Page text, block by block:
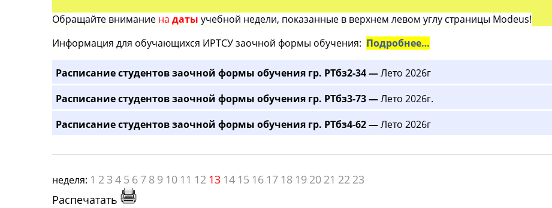
Обращайте внимание на даты учебной недели, показанные в верхнем левом углу страницы Modeus!
Информация для обучающихся ИРТСУ заочной формы обучения: Подробнее…
Расписание студентов заочной формы обучения гр. РТбз2-34 —Лето 2026г
Расписание студентов заочной формы обучения гр. РТбз3-73 —Лето 2026г.
Расписание студентов заочной формы обучения гр. РТбз4-62 —Лето 2026г
неделя: 1 2 3 4 5 6 7 8 9 10 11 12 13 14 15 16 17 18 19 20 21 22 23
Распечатать